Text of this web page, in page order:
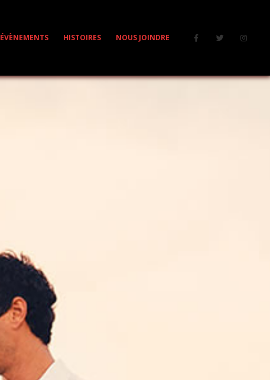
ÉVÈNEMENTS HISTOIRES NOUS JOINDRE